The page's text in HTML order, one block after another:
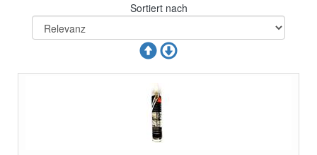
Sortiert nach